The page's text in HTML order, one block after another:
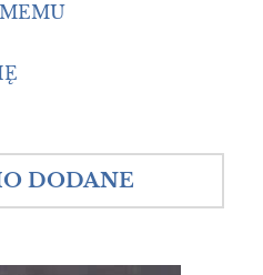
DODANE